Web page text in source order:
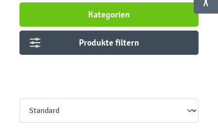
Kategorien
Produkte filtern